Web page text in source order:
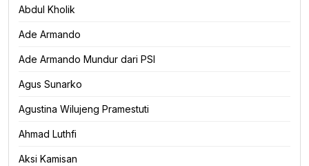
Abdul Kholik
Ade Armando
Ade Armando Mundur dari PSI
Agus Sunarko
Agustina Wilujeng Pramestuti
Ahmad Luthfi
Aksi Kamisan